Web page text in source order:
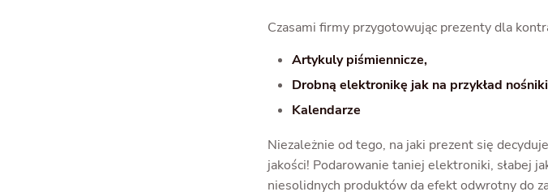
Czasami firmy przygotowując prezenty dla
Artykuly piśmiennicze,
Drobną elektronikę jak na przykład
Kalendarze
Niezależnie od tego, na jaki prezent się
jakości! Podarowanie taniej elektroniki, słabej
niesolidnych produktów da efekt odwrotny do